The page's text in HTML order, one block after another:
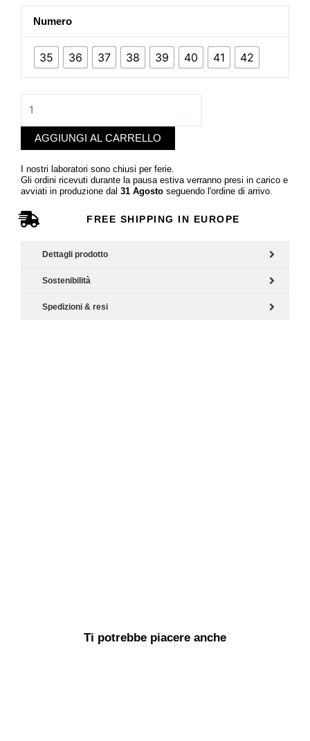
Numero
35 36 37 38 39 40 41 42
100
quantità
AGGIUNGI AL CARRELLO
I nostri laboratori sono chiusi per ferie.
Gli ordini ricevuti durante la pausa estiva verranno presi in carico e
avviati in produzione dal 31 Agosto seguendo l'ordine di arrivo.
FREE SHIPPING IN EUROPE
Dettagli prodotto
Sostenibilità
Spedizioni & resi
Ti potrebbe piacere anche